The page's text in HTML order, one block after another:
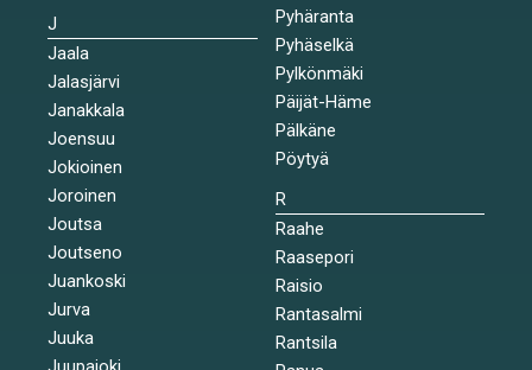
J
Jaala
Jalasjärvi
Janakkala
Joensuu
Jokioinen
Joroinen
Joutsa
Joutseno
Juankoski
Jurva
Juuka
Pyhäranta
Pyhäselkä
Pylkönmäki
Päijät-Häme
Pälkäne
Pöytyä
R
Raahe
Raasepori
Raisio
Rantasalmi
Rantsila